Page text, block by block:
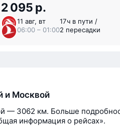
2 095 р.
11 авг, вт
06:00 – 01:00
17 ⁠ч в пути /
2 пересадки
и Москвой
— 3062 км. Больше
информация о рейсах».